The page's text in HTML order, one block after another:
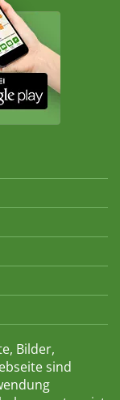
Bilder,
sind